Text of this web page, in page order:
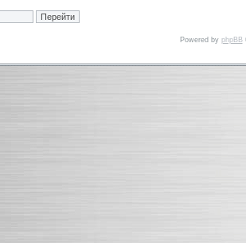
Powered by phpBB